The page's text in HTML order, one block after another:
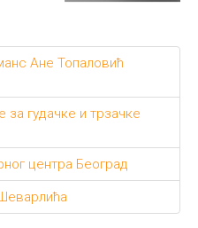
Ане Топаловић
за гудачке и трзачке
центра Београд